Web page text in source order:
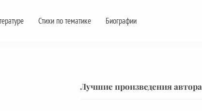
Стихи по тематике Биографии
Лучшие произведения автора